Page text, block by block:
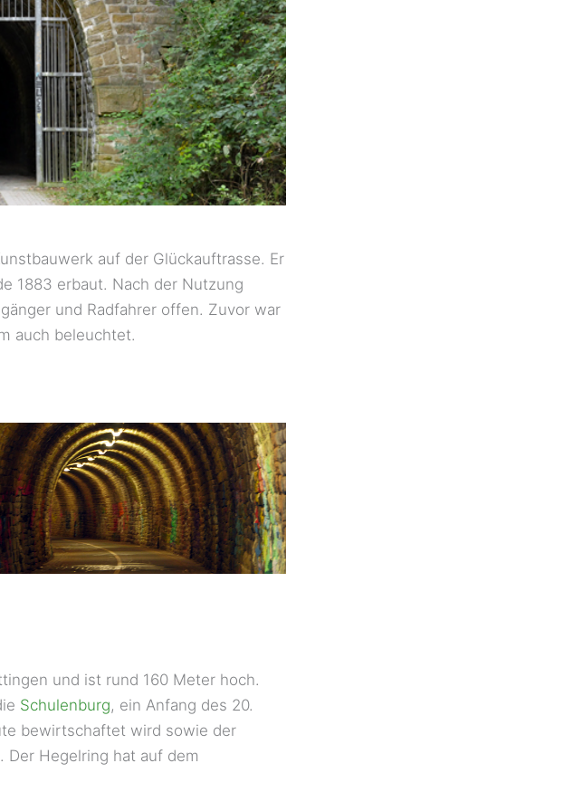
auf der Glückauftrasse. Er
1883 erbaut. Nach der Nutzung
und Radfahrer offen. Zuvor war
auch beleuchtet.
und ist rund 160 Meter hoch.
Schulenburg, ein Anfang des 20.
bewirtschaftet wird sowie der
Der Hegelring hat auf dem